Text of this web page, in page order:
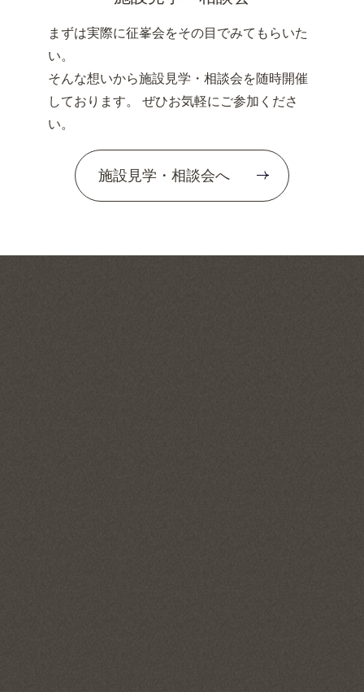
まずは実際に征峯会をその目でみてもらいた
い。
そんな想いから施設見学・相談会を随時開催
しております。 ぜひお気軽にご参加くださ
い。
施設見学・相談会へ